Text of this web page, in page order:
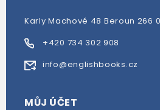
Karly Machové 48 Beroun 266
+420 734 302 908
info@englishbooks.cz
MŮJ ÚČET